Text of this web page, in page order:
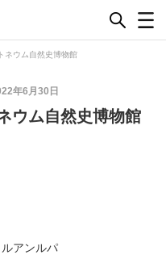
ネウム自然史博物館
年6月30日
ウム自然史博物館
アンルパ